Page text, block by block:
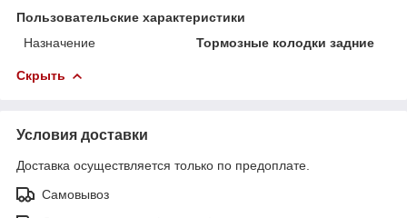
Пользовательские характеристики
Назначение
Тормозные колодки задние
Скрыть
Условия доставки
Доставка осуществляется только по предоплате.
Самовывоз